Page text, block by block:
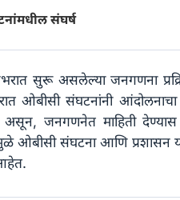
संघर्ष
सुरू असलेल्या जनगणना
ओबीसी संघटनांनी
जनगणनेत माहिती देण्यास
ओबीसी संघटना आणि प्रशासन